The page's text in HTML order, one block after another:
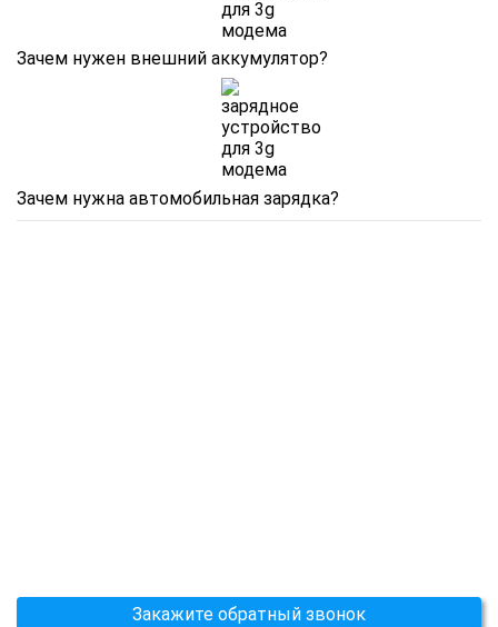
Зачем нужен внешний аккумулятор?
Зачем нужна автомобильная зарядка?
Закажите обратный звонок